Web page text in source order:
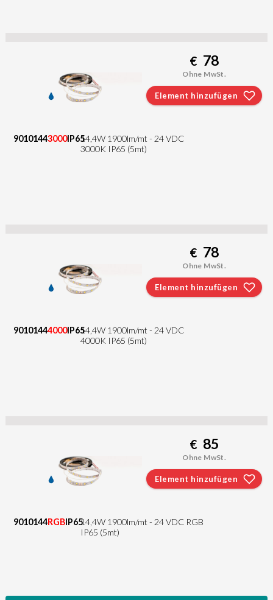
90101443000IP6514,4W 1900lm/mt - 24 VDC
3000K IP65 (5mt)
€ 78
Ohne MwSt.
Element hinzufügen
90101444000IP6514,4W 1900lm/mt - 24 VDC
4000K IP65 (5mt)
€ 78
Ohne MwSt.
Element hinzufügen
9010144RGBIP6514,4W 1900lm/mt - 24 VDC RGB
IP65 (5mt)
€ 85
Ohne MwSt.
Element hinzufügen